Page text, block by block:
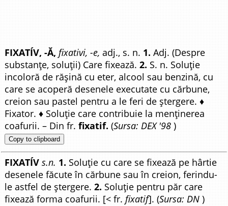
FIXATÍV, -Ă, fixativi, -e, adj., s. n. 1. Adj. (Despre
substanțe, soluții) Care fixează.2. S. n. Soluție
incoloră de rășină cu eter, alcool sau benzină, cu
care se acoperă desenele executate cu cărbune,
creion sau pastel pentru a le feri de ștergere. ♦
Fixator. ♦ Soluție care contribuie la menținerea
coafurii. – Din fr.fixatif. (Sursa: DEX '98 )
Copy to clipboard
FIXATÍV s.n. 1. Soluție cu care se fixează pe hârtie
desenele făcute în cărbune sau în creion, ferindu-
le astfel de ștergere.2. Soluție pentru păr care
fixează forma coafurii. [< fr.fixatif]. (Sursa: DN )